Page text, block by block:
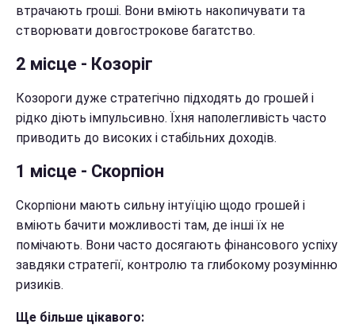
втрачають гроші. Вони вміють накопичувати та
створювати довгострокове багатство.
2 місце - Козоріг
Козороги дуже стратегічно підходять до грошей і
рідко діють імпульсивно. Їхня наполегливість часто
приводить до високих і стабільних доходів.
1 місце - Скорпіон
Скорпіони мають сильну інтуїцію щодо грошей і
вміють бачити можливості там, де інші їх не
помічають. Вони часто досягають фінансового успіху
завдяки стратегії, контролю та глибокому розумінню
ризиків.
Ще більше цікавого: